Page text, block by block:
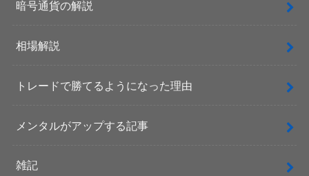
暗号通貨の解説
相場解説
トレードで勝てるようになった理由
メンタルがアップする記事
雑記